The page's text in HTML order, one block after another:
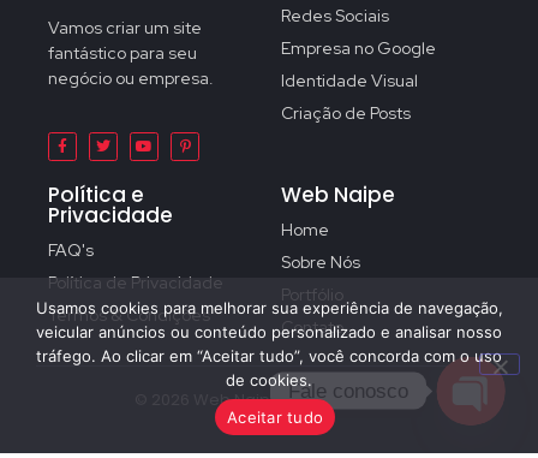
Vamos criar um site
fantástico para seu
negócio ou empresa.
Redes Sociais
Empresa no Google
Identidade Visual
Criação de Posts
Política e
Privacidade
FAQ's
Política de Privacidade
Termos & Condições
Web Naipe
Home
Sobre Nós
Portfólio
Contato
© 2026 Web Naipe – Design Digital
Usamos cookies para melhorar sua experiência de navegação,
veicular anúncios ou conteúdo personalizado e analisar nosso
tráfego. Ao clicar em “Aceitar tudo”, você concorda com o uso
de cookies.
Aceitar tudo
Fale conosco